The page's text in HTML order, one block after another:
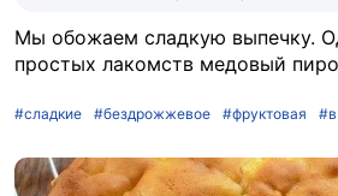
Мы обожаем сладкую выпечку.
простых лакомств медовый
#сладкие #бездрожжевое #фруктовая